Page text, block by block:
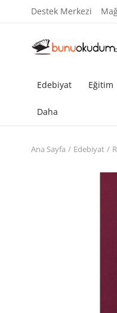
Destek Merkezi
Edebiyat Eğitim
Daha
Ana Sayfa Edebiyat